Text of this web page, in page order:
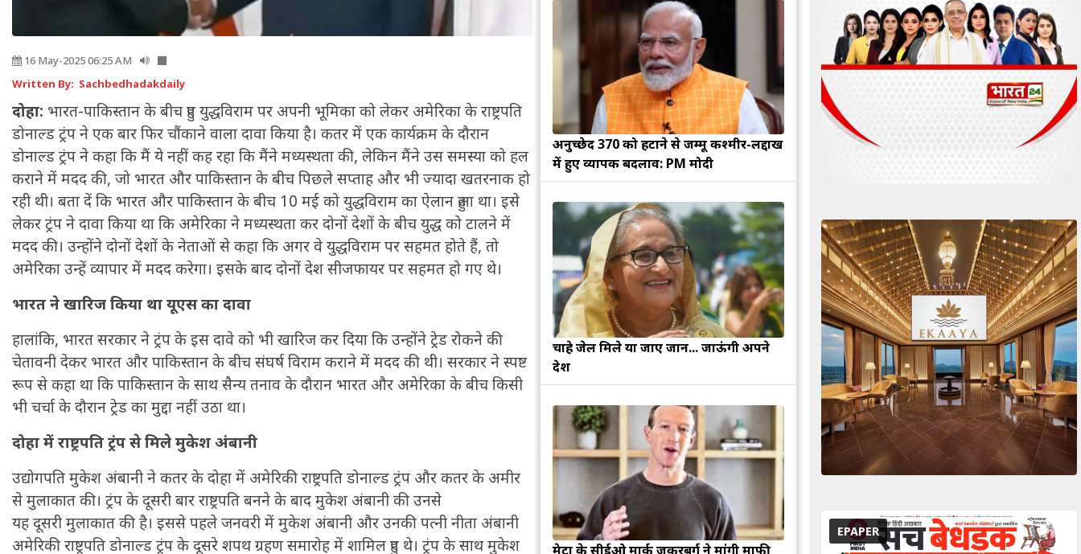
16 May-2025 06:25 AM
Written By: Sachbedhadakdaily
दोहा: भारत-पाकिस्तान के बीच हुए युद्धविराम पर अपनी भूमिका को लेकर अमेरिका के राष्ट्रपति
डोनाल्ड ट्रंप ने एक बार फिर चौंकाने वाला दावा किया है। कतर में एक कार्यक्रम के दौरान
डोनाल्ड ट्रंप ने कहा कि मैं ये नहीं कह रहा कि मैंने मध्यस्थता की, लेकिन मैंने उस समस्या को हल
कराने में मदद की, जो भारत और पाकिस्तान के बीच पिछले सप्ताह और भी ज्यादा खतरनाक हो
रही थी। बता दें कि भारत और पाकिस्तान के बीच 10 मई को युद्धविराम का ऐलान हुआ था। इसे
लेकर ट्रंप ने दावा किया था कि अमेरिका ने मध्यस्थता कर दोनों देशों के बीच युद्ध को टालने में
मदद की। उन्होंने दोनों देशों के नेताओं से कहा कि अगर वे युद्धविराम पर सहमत होते हैं, तो
अमेरिका उन्हें व्यापार में मदद करेगा। इसके बाद दोनों देश सीजफायर पर सहमत हो गए थे।
भारत ने खारिज किया था यूएस का दावा
हालांकि, भारत सरकार ने ट्रंप के इस दावे को भी खारिज कर दिया कि उन्होंने ट्रेड रोकने की
चेतावनी देकर भारत और पाकिस्तान के बीच संघर्ष विराम कराने में मदद की थी। सरकार ने स्पष्ट
रूप से कहा था कि पाकिस्तान के साथ सैन्य तनाव के दौरान भारत और अमेरिका के बीच किसी
भी चर्चा के दौरान ट्रेड का मुद्दा नहीं उठा था।
दोहा में राष्ट्रपति ट्रंप से मिले मुकेश अंबानी
उद्योगपति मुकेश अंबानी ने कतर के दोहा में अमेरिकी राष्ट्रपति डोनाल्ड ट्रंप और कतर के अमीर
से मुलाकात की। ट्रंप के दूसरी बार राष्ट्रपति बनने के बाद मुकेश अंबानी की उनसे
यह दूसरी मुलाकात की है। इससे पहले जनवरी में मुकेश अंबानी और उनकी पत्नी नीता अंबानी
अमेरिकी राष्ट्रपति डोनाल्ड ट्रंप के दूसरे शपथ ग्रहण समारोह में शामिल हुए थे। ट्रंप के साथ मुकेश
अनुच्छेद 370 को हटाने से जम्मू कश्मीर-लद्दाख
में हुए व्यापक बदलाव: PM मोदी
चाहे जेल मिले या जाए जान... जाऊंगी अपने
देश
मेटा के सीईओ मार्क जुकरबर्ग ने मांगी माफी
EPAPER